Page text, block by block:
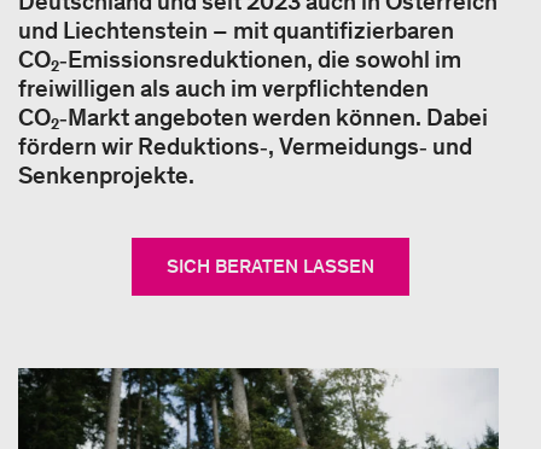
und Liechtenstein – mit quantifizierbaren
CO₂‑Emissionsreduktionen, die sowohl im
freiwilligen als auch im verpflichtenden
CO₂‑Markt angeboten werden können. Dabei
fördern wir Reduktions‑, Vermeidungs‑ und
Senkenprojekte.
SICH BERATEN LASSEN